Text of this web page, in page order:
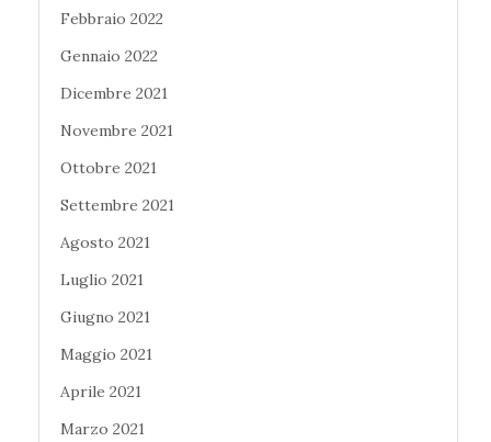
Febbraio 2022
Gennaio 2022
Dicembre 2021
Novembre 2021
Ottobre 2021
Settembre 2021
Agosto 2021
Luglio 2021
Giugno 2021
Maggio 2021
Aprile 2021
Marzo 2021